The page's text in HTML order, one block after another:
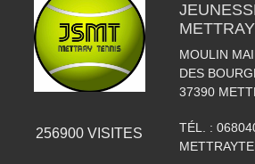
256900 VISITES
MOULIN
DES
37390
TÉL. :